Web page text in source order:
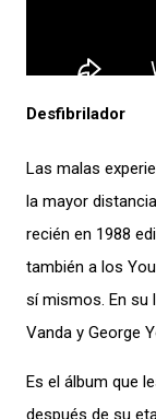
Desfibrilador
Las malas
la mayor
recién en 1988
también a los
sí mismos. En su
Vanda y George
Es el álbum que
después de su